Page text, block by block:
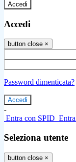
Accedi
Accedi
button close ×
Password dimenticata?
-
Entra con SPID
Seleziona utente
button close ×